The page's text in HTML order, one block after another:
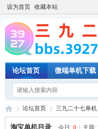
设为首页 收藏本站
论坛首页 微端单机下载
论坛首页 三九二十七单机
淘宝单机目录 今日: 0 主题: